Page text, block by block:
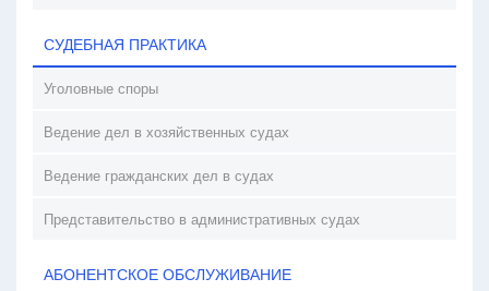
СУДЕБНАЯ ПРАКТИКА
Уголовные споры
Ведение дел в хозяйственных судах
Ведение гражданских дел в судах
Представительство в административных судах
АБОНЕНТСКОЕ ОБСЛУЖИВАНИЕ